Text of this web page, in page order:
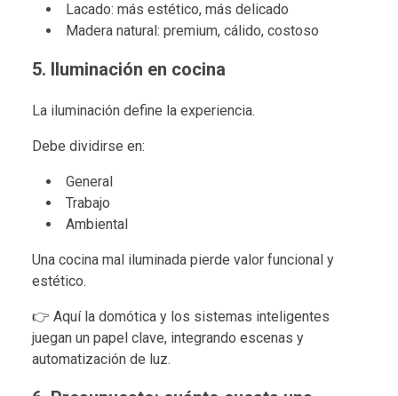
Lacado: más estético, más delicado
Madera natural: premium, cálido, costoso
5. Iluminación en cocina
La iluminación define la experiencia.
Debe dividirse en:
General
Trabajo
Ambiental
Una cocina mal iluminada pierde valor funcional y
estético.
👉 Aquí la domótica y los sistemas inteligentes
juegan un papel clave, integrando escenas y
automatización de luz.